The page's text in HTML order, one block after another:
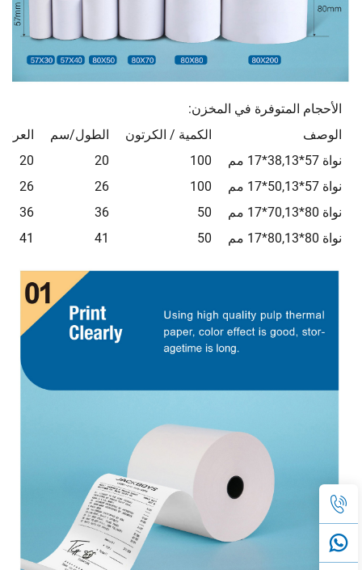
الأحجام المتوفرة في المخزن:
الوصف
الكمية / الكرتون الطول/سم
نواة 57*38,13*17 مم
100
20
20
نواة 57*50,13*17 مم
100
26
26
نواة 80*70,13*17 مم
50
36
36
نواة 80*80,13*17 مم
50
41
41